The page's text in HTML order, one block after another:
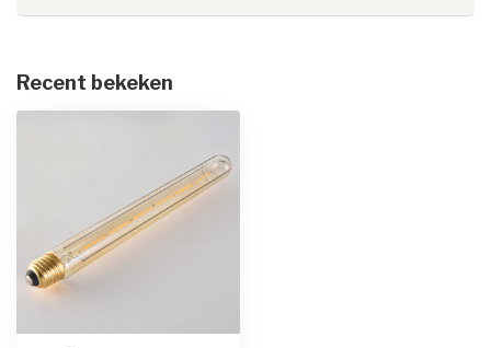
Recent bekeken